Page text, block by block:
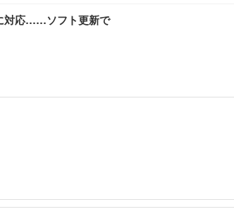
対応……ソフト更新で